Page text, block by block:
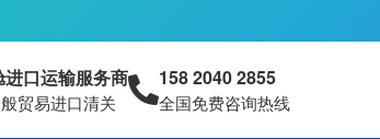
口运输服务商
贸易进口清关
158 2040 2855
全国免费咨询热线